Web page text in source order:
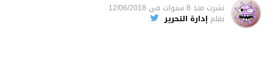
نشرت منذ 8 سنوات فى 12/06/2018
بقلم إدارة التحرير